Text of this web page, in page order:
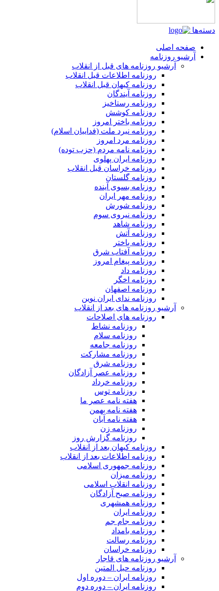
دسته‌ها
صفحه اصلی
آرشیو روزنامه
آرشیو روزنامه های قبل از انقلاب
روزنامه اطلاعات قبل انقلاب
روزنامه کیهان قبل انقلاب
روزنامه آیندگان
روزنامه رستاخیز
روزنامه کوشش
روزنامه باختر امروز
روزنامه نبرد ملت (فداییان اسلام)
روزنامه مرد امروز
روزنامه نامه مردم (حزب توده)
روزنامه ایران پهلوی
روزنامه خراسان قبل انقلاب
روزنامه گلستان
روزنامه بسوی آینده
روزنامه مهر ایران
روزنامه شورش
روزنامه نیروی سوم
روزنامه شاهد
روزنامه آتش
روزنامه باختر
روزنامه آفتاب شرق
روزنامه پیغام امروز
روزنامه داد
روزنامه اخگر
روزنامه اصفهان
روزنامه ندای ایران نوین
آرشیو روزنامه های بعد از انقلاب
روزنامه های اصلاحات
روزنامه نشاط
روزنامه سلام
روزنامه جامعه
روزنامه مشارکت
روزنامه شرق
روزنامه عصر آزادگان
روزنامه خرداد
روزنامه توس
هفته نامه عصر ما
هفته نامه بهمن
هفته نامه آبان
روزنامه زن
روزنامه گزارش روز
روزنامه کیهان بعد از انقلاب
روزنامه اطلاعات بعد از انقلاب
روزنامه جمهوری اسلامی
روزنامه میزان
روزنامه انقلاب اسلامی
روزنامه صبح آزادگان
روزنامه همشهری
روزنامه ایران
روزنامه جام جم
روزنامه بامداد
روزنامه رسالت
روزنامه خراسان
آرشیو روزنامه های قاجار
روزنامه حبل المتین
روزنامه ایران – دوره اول
روزنامه ایران – دوره دوم